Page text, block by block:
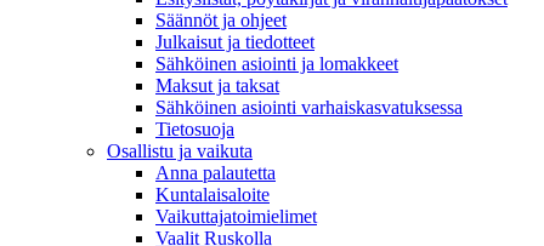
Säännöt ja ohjeet
Julkaisut ja tiedotteet
Sähköinen asiointi ja lomakkeet
Maksut ja taksat
Sähköinen asiointi varhaiskasvatuksessa
Tietosuoja
Osallistu ja vaikuta
Anna palautetta
Kuntalaisaloite
Vaikuttajatoimielimet
Vaalit Ruskolla